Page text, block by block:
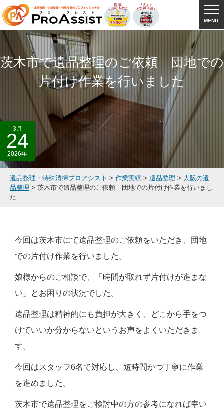
MENU
茨木市で遺品整理のご依頼 団地での
片付け作業を行いました
3月
24
2026年
遺品整理・特殊清掃プロアシスト > 作業実績 > 遺品整理 > 大阪の遺
品整理 > 茨木市で遺品整理のご依頼 団地での片付け作業を行いまし
た
今回は茨木市にて遺品整理のご依頼をいただき、団地
での片付け作業を行いました。
娘様からのご相談で、「時間が取れず片付けが進まな
い」とお困りの状況でした。
遺品整理は精神的にも負担が大きく、どこから手をつ
けていいか分からないというお声をよくいただきま
す。
今回はスタッフ6名で対応し、短時間かつ丁寧に作業
を進めました。
茨木市で遺品整理をご検討中の方の参考になれば幸い